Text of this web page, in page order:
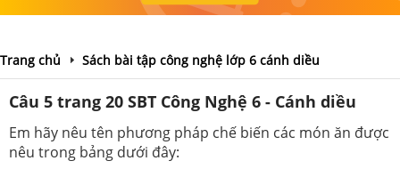
Trang chủ Sách bài tập công nghệ lớp 6 cánh diều
Câu 5 trang 20 SBT Công Nghệ 6 - Cánh diều
Em hãy nêu tên phương pháp chế biến các món ăn được
nêu trong bảng dưới đây: